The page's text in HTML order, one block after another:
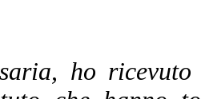
ho